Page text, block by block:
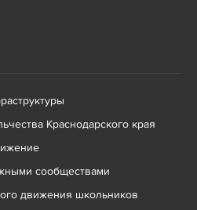
Краснодарского края
сообществами
движения школьников